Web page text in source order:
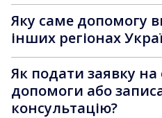
Яку саме допомогу
інших регіонах
Як подати заявку
допомоги або
консультацію?